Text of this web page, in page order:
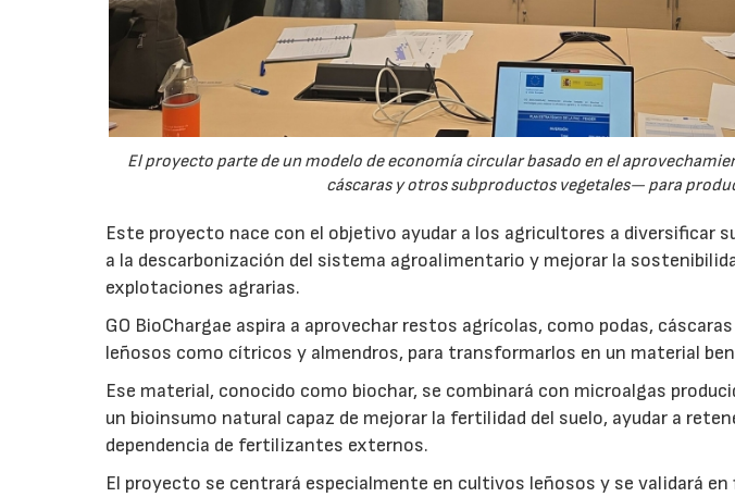
El proyecto parte de un modelo de economía circular basado en el
cáscaras y otros subproductos vegetales— para
Este proyecto nace con el objetivo ayudar a los agricultores a diversificar
a la descarbonización del sistema agroalimentario y mejorar la
explotaciones agrarias.
GO BioChargae aspira a aprovechar restos agrícolas, como podas,
leñosos como cítricos y almendros, para transformarlos en un material
Ese material, conocido como biochar, se combinará con microalgas
un bioinsumo natural capaz de mejorar la fertilidad del suelo, ayudar a
dependencia de fertilizantes externos.
El proyecto se centrará especialmente en cultivos leñosos y se validará